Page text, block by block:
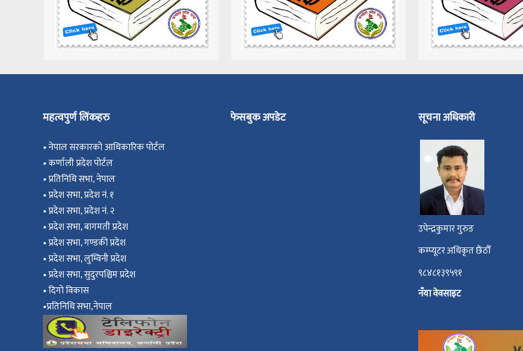
महत्वपुर्ण लिंकहरु
•नेपाल सरकारको आधिकारिक पोर्टल
•कर्णाली प्रदेश पोर्टल
•प्रतिनिधि सभा, नेपाल
•प्रदेश सभा, प्रदेश नं. १
•प्रदेश सभा, प्रदेश नं. २
•प्रदेश सभा, बागमती प्रदेश
•प्रदेश सभा, गण्डकी प्रदेश
•प्रदेश सभा, लुम्विनी प्रदेश
•प्रदेश सभा, सुदुरपश्चिम प्रदेश
•दिगो विकास
•प्रतिनिधि सभा,नेपाल
फेसबुक अपडेट सूचना अधिकारी
उपेन्द्रकुमार गुरुङ
कम्प्यूटर अधिकृत छैंठौँ
९८४८१३९५९१
नँया वेवसाइट